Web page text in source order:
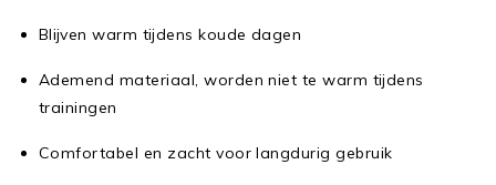
Blijven warm tijdens koude dagen
Ademend materiaal, worden niet te warm tijdens
trainingen
Comfortabel en zacht voor langdurig gebruik